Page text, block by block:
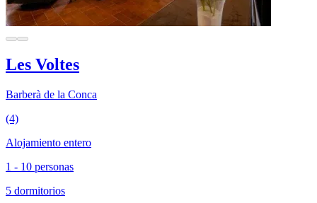
Les Voltes
Barberà de la Conca
(4)
Alojamiento entero
1 - 10 personas
5 dormitorios